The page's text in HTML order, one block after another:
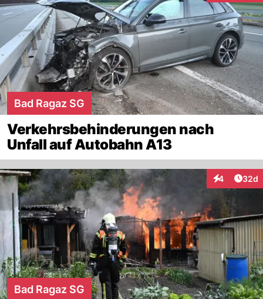
Bad Ragaz SG
Verkehrsbehinderungen nach
Unfall auf Autobahn A13
4
Interaktionen
32d
Bad Ragaz SG